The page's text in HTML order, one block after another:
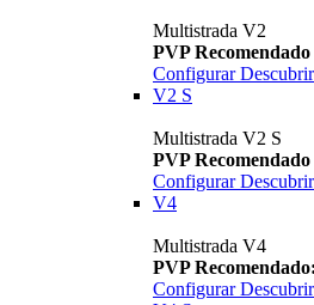
Multistrada V2
PVP Recomendado
Configurar
V2 S
Multistrada V2 S
PVP Recomendado
Configurar
V4
Multistrada V4
PVP
Configurar